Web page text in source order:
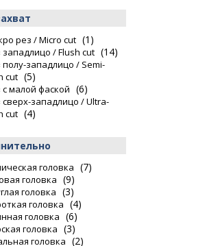
рез / Micro cut (1)
западлицо / Flush cut (14)
полу-западлицо / Semi-
cut (5)
с малой фаской (6)
сверх-западлицо / Ultra-
cut (4)
головка (7)
головка (9)
головка (3)
головка (4)
головка (6)
головка (3)
головка (2)